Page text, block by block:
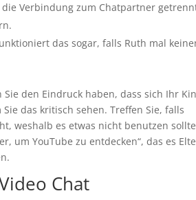
Verbindung zum Chatpartner
das sogar, falls Ruth mal
den Eindruck haben, dass sich Ihr
das kritisch sehen. Treffen Sie, falls
weshalb es etwas nicht benutzen
um YouTube zu entdecken“, das es
Chat